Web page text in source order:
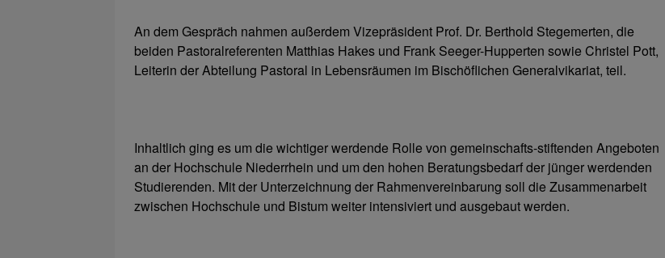
An dem Gespräch nahmen außerdem Vizepräsident Prof. Dr. Berthold Stegemerten, die
beiden Pastoralreferenten Matthias Hakes und Frank Seeger-Hupperten sowie Christel Pott,
Leiterin der Abteilung Pastoral in Lebensräumen im Bischöflichen Generalvikariat, teil.
Inhaltlich ging es um die wichtiger werdende Rolle von gemeinschafts-stiftenden Angeboten
an der Hochschule Niederrhein und um den hohen Beratungsbedarf der jünger werdenden
Studierenden. Mit der Unterzeichnung der Rahmenvereinbarung soll die Zusammenarbeit
zwischen Hochschule und Bistum weiter intensiviert und ausgebaut werden.